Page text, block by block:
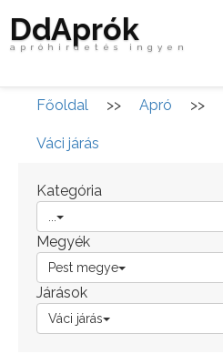
DdAprók
apróhirdetés ingyen
Főoldal >> Apró >>
Váci járás
Kategória
Megyék
Pest megye
Járások
Váci járás